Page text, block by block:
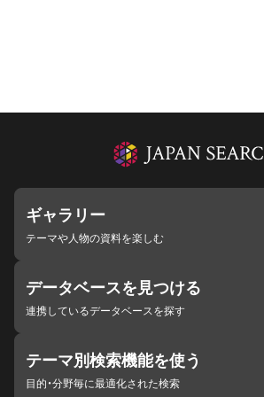
ギャラリー
テーマや人物の資料を楽しむ
データベースを見つける
連携しているデータベースを探す
テーマ別検索機能を使う
目的・分野毎に最適化された検索